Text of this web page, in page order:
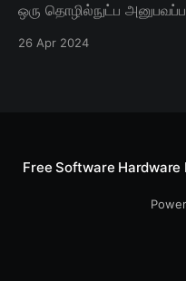
ஒரு தொழில்நுட்ப அனுபவப்பகிர்வு.
26 Apr 2024
Free Software